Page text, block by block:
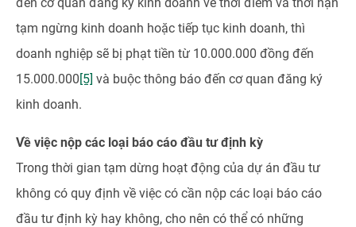
tạm ngừng kinh doanh hoặc tiếp tục kinh doanh, thì
doanh nghiệp sẽ bị phạt tiền từ 10.000.000 đồng đến
15.000.000[5] và buộc thông báo đến cơ quan đăng ký
kinh doanh.
Về việc nộp các loại báo cáo đầu tư định kỳ
Trong thời gian tạm dừng hoạt động của dự án đầu tư
không có quy định về việc có cần nộp các loại báo cáo
đầu tư định kỳ hay không, cho nên có thể có những